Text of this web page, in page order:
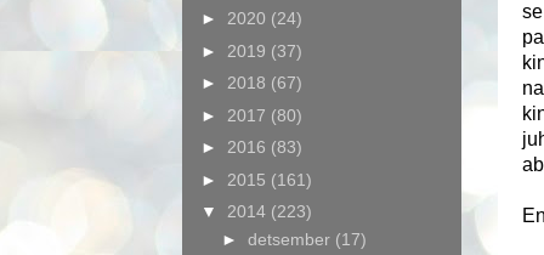
► 2020 (24)
► 2019 (37)
► 2018 (67)
► 2017 (80)
► 2016 (83)
► 2015 (161)
▼ 2014 (223)
► detsember (17)